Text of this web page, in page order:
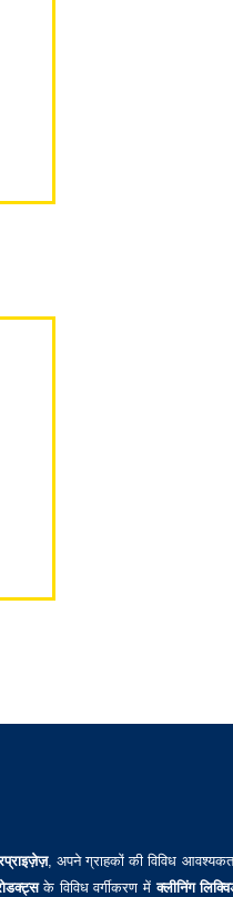
, अपने ग्राहकों की विविध
के विविध वर्गीकरण मेंक्लीनिंग